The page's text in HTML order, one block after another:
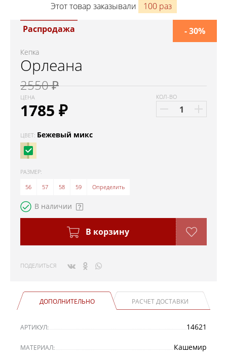
Этот товар заказывали 100 раз
Распродажа
Кепка
Орлеана
2550 ₽
ЦЕНА
1785 ₽
- 30%
КОЛ-ВО
ЦВЕТ: Бежевый микс
РАЗМЕР:
56
57 58 59 Определить
В наличии
В корзину
ПОДЕЛИТЬСЯ
ДОПОЛНИТЕЛЬНО РАСЧЕТ ДОСТАВКИ
АРТИКУЛ: 14621
МАТЕРИАЛ: Кашемир